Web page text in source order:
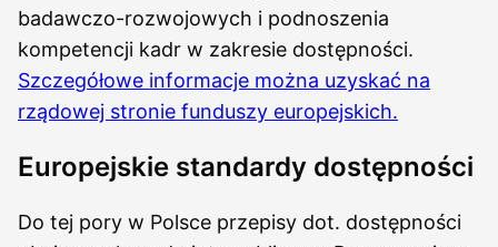
badawczo-rozwojowych i podnoszenia
kompetencji kadr w zakresie dostępności.
Szczegółowe informacje można uzyskać na
rządowej stronie funduszy europejskich.
Europejskie standardy dostępności
Do tej pory w Polsce przepisy dot. dostępności